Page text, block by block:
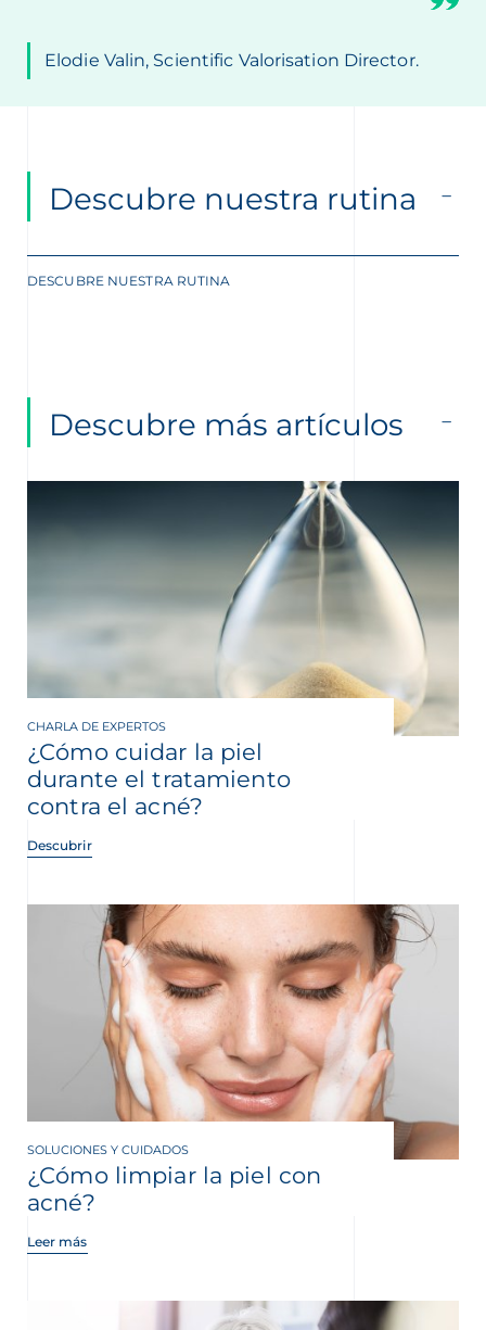
Elodie Valin, Scientific Valorisation Director.
Descubre nuestra rutina
DESCUBRE NUESTRA RUTINA
Descubre más artículos
CHARLA DE EXPERTOS
¿Cómo cuidar la piel
durante el tratamiento
contra el acné?
Descubrir
SOLUCIONES Y CUIDADOS
¿Cómo limpiar la piel con
acné?
Leer más